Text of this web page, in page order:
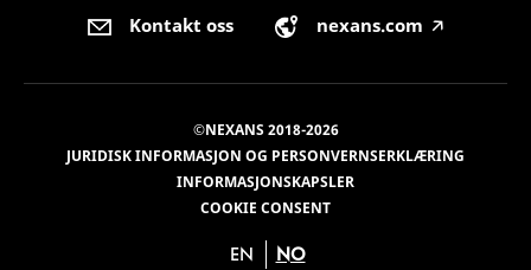
Kontakt oss nexans.com 🡥
©NEXANS 2018-2026
JURIDISK INFORMASJON OG PERSONVERNSERKLÆRING
INFORMASJONSKAPSLER
COOKIE CONSENT
EN NO